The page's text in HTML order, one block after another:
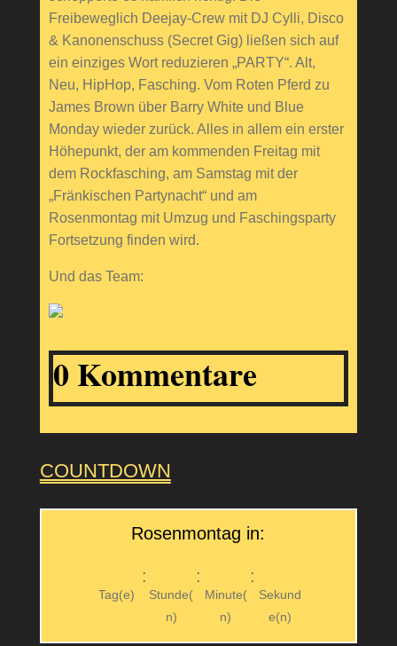
Freibeweglich Deejay-Crew mit DJ Cylli, Disco
& Kanonenschuss (Secret Gig) ließen sich auf
ein einziges Wort reduzieren „PARTY“. Alt,
Neu, HipHop, Fasching. Vom Roten Pferd zu
James Brown über Barry White und Blue
Monday wieder zurück. Alles in allem ein erster
Höhepunkt, der am kommenden Freitag mit
dem Rockfasching, am Samstag mit der
„Fränkischen Partynacht“ und am
Rosenmontag mit Umzug und Faschingsparty
Fortsetzung finden wird.
Und das Team:
0 Kommentare
COUNTDOWN
Rosenmontag in:
Tag(e)
:
Stunde(
n)
:
Minute(
n)
:
Sekund
e(n)